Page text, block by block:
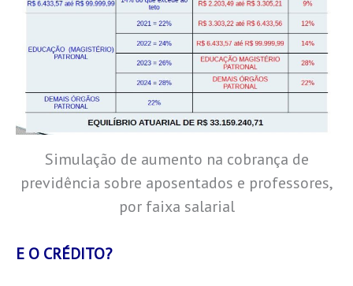
Simulação de aumento na cobrança de
previdência sobre aposentados e professores,
por faixa salarial
E O CRÉDITO?